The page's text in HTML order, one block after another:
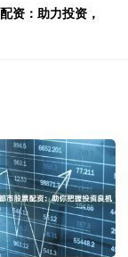
资：助力投资，